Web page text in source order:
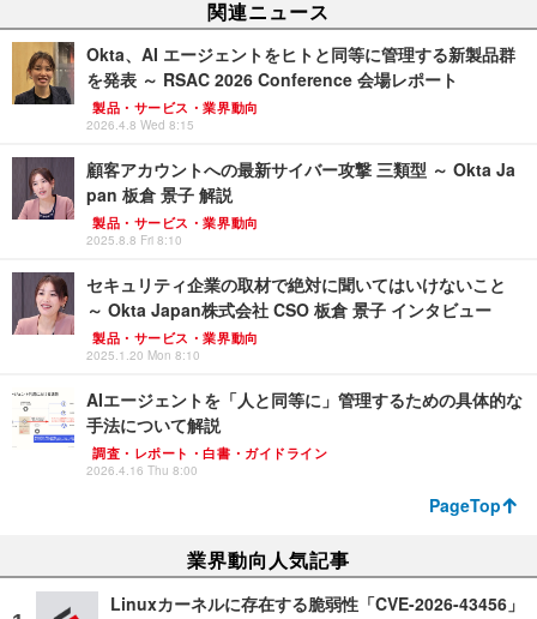
関連ニュース
Okta、AI エージェントをヒトと同等に管理する新製品群
を発表 ～ RSAC 2026 Conference 会場レポート
製品・サービス・業界動向
2026.4.8 Wed 8:15
顧客アカウントへの最新サイバー攻撃 三類型 ～ Okta Ja
pan 板倉 景子 解説
製品・サービス・業界動向
2025.8.8 Fri 8:10
セキュリティ企業の取材で絶対に聞いてはいけないこと
～ Okta Japan株式会社 CSO 板倉 景子 インタビュー
製品・サービス・業界動向
2025.1.20 Mon 8:10
AIエージェントを「人と同等に」管理するための具体的な
手法について解説
調査・レポート・白書・ガイドライン
2026.4.16 Thu 8:00
PageTop
業界動向人気記事
Linuxカーネルに存在する脆弱性「CVE-2026-43456」